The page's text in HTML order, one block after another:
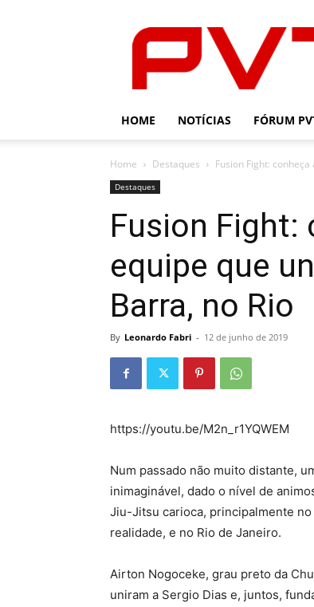
HOME NOTÍCIAS FÓRUM
Home Destaques Fusion Fight:
Destaques
Fusion Fight:
equipe que
Barra, no Rio
By Leonardo Fabri - 12 de junho de 2019
https://youtu.be/M2n_r1YQWEM
Num passado não muito distante,
inimaginável, dado o nível de
Jiu-Jitsu carioca, principalmente
realidade, e no Rio de Janeiro.
Airton Nogoceke, grau preto da
uniram a Sergio Dias e, juntos,